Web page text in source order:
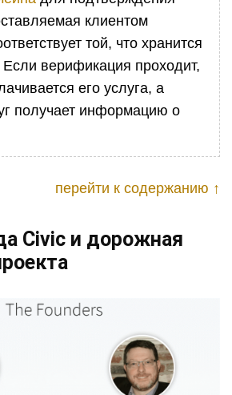
клиентом
той, что хранится
верификация проходит,
его услуга, а
получает информацию о
перейти к содержанию ↑
Civic и дорожная